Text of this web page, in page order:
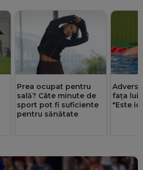
Prea ocupat pentru
sală? Câte minute de
sport pot fi suficiente
pentru sănătate
fața lui
"Este